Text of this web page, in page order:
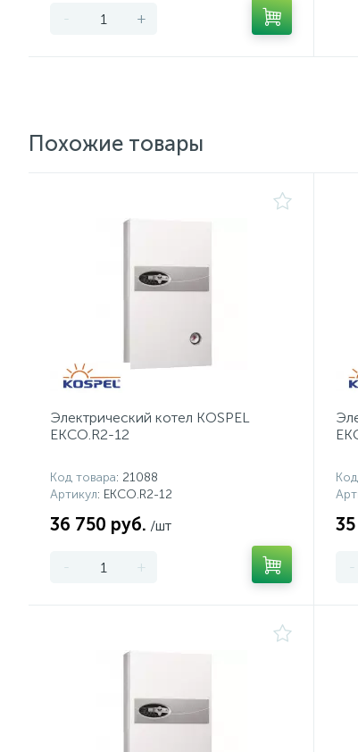
- +
Похожие товары
Электрический котел KOSPEL
EKCO.R2-12
Код товара: 21088
Артикул: EKCO.R2-12
36 750 руб. /шт
- + -